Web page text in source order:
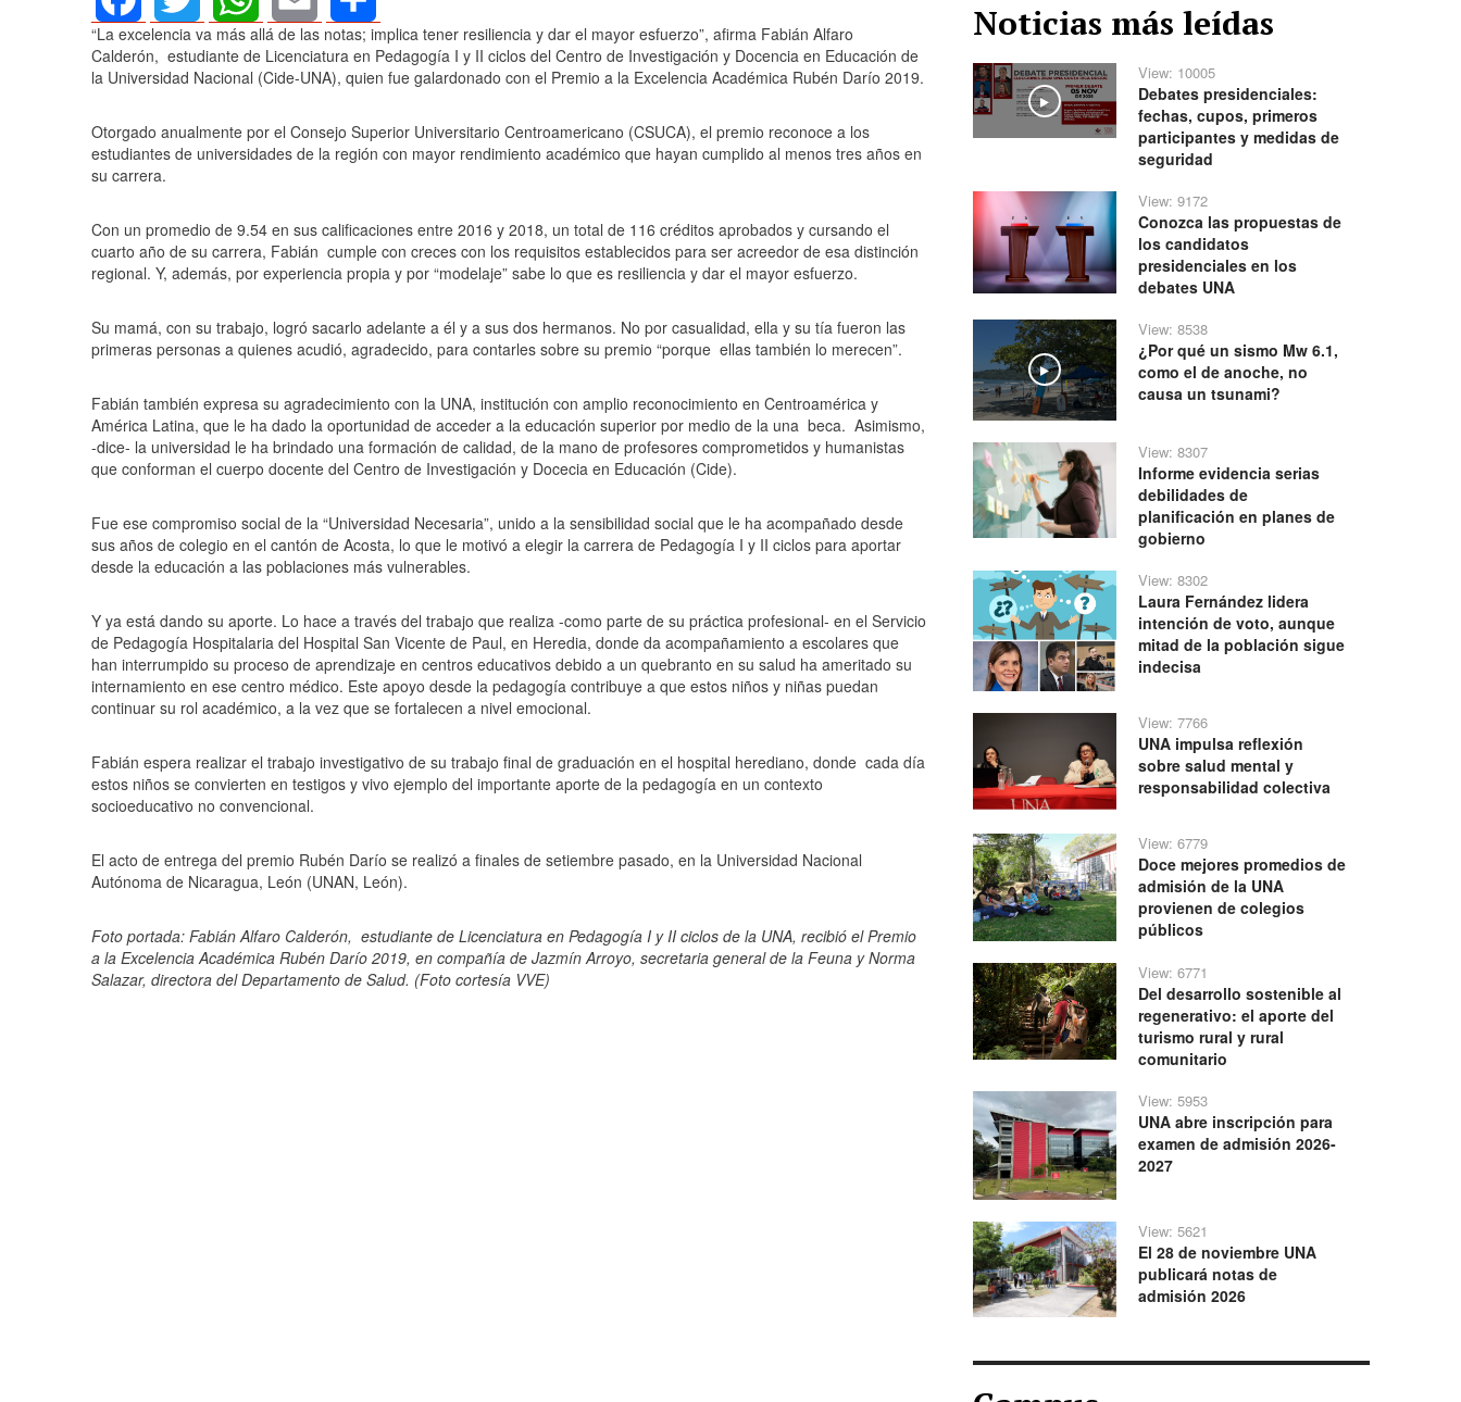
FacebookTwitter WhatsAppEmail Share
“La excelencia va más allá de las notas; implica tener resiliencia y dar el mayor esfuerzo”, afirma Fabián Alfaro
Calderón, estudiante de Licenciatura en Pedagogía I y II ciclos del Centro de Investigación y Docencia en Educación de
la Universidad Nacional (Cide-UNA), quien fue galardonado con el Premio a la Excelencia Académica Rubén Darío 2019.
Otorgado anualmente por el Consejo Superior Universitario Centroamericano (CSUCA), el premio reconoce a los
estudiantes de universidades de la región con mayor rendimiento académico que hayan cumplido al menos tres años en
su carrera.
Con un promedio de 9.54 en sus calificaciones entre 2016 y 2018, un total de 116 créditos aprobados y cursando el
cuarto año de su carrera, Fabián cumple con creces con los requisitos establecidos para ser acreedor de esa distinción
regional. Y, además, por experiencia propia y por “modelaje” sabe lo que es resiliencia y dar el mayor esfuerzo.
Su mamá, con su trabajo, logró sacarlo adelante a él y a sus dos hermanos. No por casualidad, ella y su tía fueron las
primeras personas a quienes acudió, agradecido, para contarles sobre su premio “porque ellas también lo merecen”.
Fabián también expresa su agradecimiento con la UNA, institución con amplio reconocimiento en Centroamérica y
América Latina, que le ha dado la oportunidad de acceder a la educación superior por medio de la una beca. Asimismo,
-dice- la universidad le ha brindado una formación de calidad, de la mano de profesores comprometidos y humanistas
que conforman el cuerpo docente del Centro de Investigación y Docecia en Educación (Cide).
Fue ese compromiso social de la “Universidad Necesaria”, unido a la sensibilidad social que le ha acompañado desde
sus años de colegio en el cantón de Acosta, lo que le motivó a elegir la carrera de Pedagogía I y II ciclos para aportar
desde la educación a las poblaciones más vulnerables.
Y ya está dando su aporte. Lo hace a través del trabajo que realiza -como parte de su práctica profesional- en el Servicio
de Pedagogía Hospitalaria del Hospital San Vicente de Paul, en Heredia, donde da acompañamiento a escolares que
han interrumpido su proceso de aprendizaje en centros educativos debido a un quebranto en su salud ha ameritado su
internamiento en ese centro médico. Este apoyo desde la pedagogía contribuye a que estos niños y niñas puedan
continuar su rol académico, a la vez que se fortalecen a nivel emocional.
Fabián espera realizar el trabajo investigativo de su trabajo final de graduación en el hospital herediano, donde cada día
estos niños se convierten en testigos y vivo ejemplo del importante aporte de la pedagogía en un contexto
socioeducativo no convencional.
El acto de entrega del premio Rubén Darío se realizó a finales de setiembre pasado, en la Universidad Nacional
Autónoma de Nicaragua, León (UNAN, León).
Foto portada: Fabián Alfaro Calderón, estudiante de Licenciatura en Pedagogía I y II ciclos de la UNA, recibió el Premio
a la Excelencia Académica Rubén Darío 2019, en compañía de Jazmín Arroyo, secretaria general de la Feuna y Norma
Salazar, directora del Departamento de Salud. (Foto cortesía VVE)
Noticias más leídas
Play
View: 10005
Debates presidenciales:
fechas, cupos, primeros
participantes y medidas de
seguridad
View: 9172
Conozca las propuestas de
los candidatos
presidenciales en los
debates UNA
Play
View: 8538
¿Por qué un sismo Mw 6.1,
como el de anoche, no
causa un tsunami?
View: 8307
Informe evidencia serias
debilidades de
planificación en planes de
gobierno
View: 8302
Laura Fernández lidera
intención de voto, aunque
mitad de la población sigue
indecisa
View: 7766
UNA impulsa reflexión
sobre salud mental y
responsabilidad colectiva
View: 6779
Doce mejores promedios de
admisión de la UNA
provienen de colegios
públicos
View: 6771
Del desarrollo sostenible al
regenerativo: el aporte del
turismo rural y rural
comunitario
View: 5953
UNA abre inscripción para
examen de admisión 2026-
2027
View: 5621
El 28 de noviembre UNA
publicará notas de
admisión 2026